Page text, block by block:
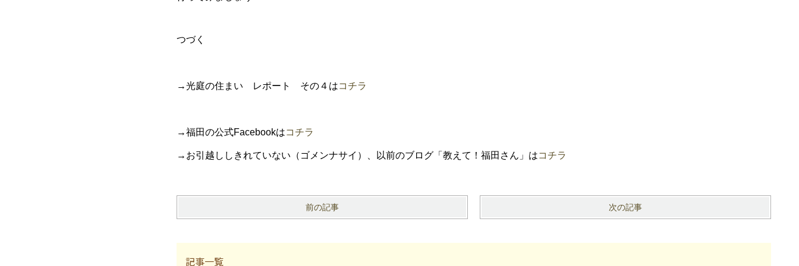
つづく
→光庭の住まい レポート その４はコチラ
→福田の公式Facebookはコチラ
→お引越ししきれていない（ゴメンナサイ）、以前のブログ「教えて！福田さん」はコチラ
前の記事 次の記事
記事一覧